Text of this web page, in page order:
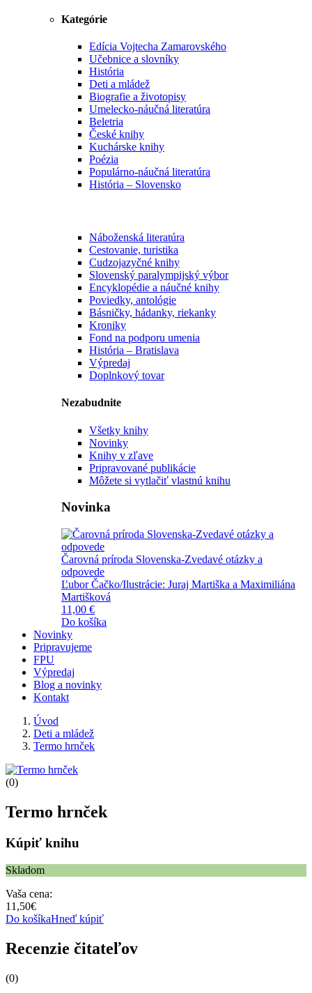
Kategórie
Edícia Vojtecha Zamarovského
Učebnice a slovníky
História
Deti a mládež
Biografie a životopisy
Umelecko-náučná literatúra
Beletria
České knihy
Kuchárske knihy
Poézia
Populárno-náučná literatúra
História – Slovensko
Náboženská literatúra
Cestovanie, turistika
Cudzojazyčné knihy
Slovenský paralympijský výbor
Encyklopédie a náučné knihy
Poviedky, antológie
Básničky, hádanky, riekanky
Kroniky
Fond na podporu umenia
História – Bratislava
Výpredaj
Doplnkový tovar
Nezabudnite
Všetky knihy
Novinky
Knihy v zľave
Pripravované publikácie
Môžete si vytlačiť vlastnú knihu
Novinka
Čarovná príroda Slovenska-Zvedavé otázky a
odpovede
Ľubor Čačko/Ilustrácie: Juraj Martiška a Maximiliána
Martišková
11,00 €
Do košíka
Novinky
Pripravujeme
FPU
Výpredaj
Blog a novinky
Kontakt
Úvod
Deti a mládež
Termo hrnček
(0)
Termo hrnček
Kúpiť knihu
Skladom
Vaša cena:
11,50€
Do košíkaHneď kúpiť
Recenzie čitateľov
(0)